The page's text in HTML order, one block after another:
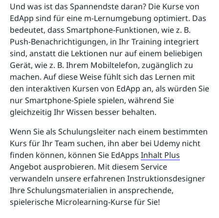
Und was ist das Spannendste daran? Die Kurse von
EdApp sind für eine m-Lernumgebung optimiert. Das
bedeutet, dass Smartphone-Funktionen, wie z. B.
Push-Benachrichtigungen, in Ihr Training integriert
sind, anstatt die Lektionen nur auf einem beliebigen
Gerät, wie z. B. Ihrem Mobiltelefon, zugänglich zu
machen. Auf diese Weise fühlt sich das Lernen mit
den interaktiven Kursen von EdApp an, als würden Sie
nur Smartphone-Spiele spielen, während Sie
gleichzeitig Ihr Wissen besser behalten.
Wenn Sie als Schulungsleiter nach einem bestimmten
Kurs für Ihr Team suchen, ihn aber bei Udemy nicht
finden können, können Sie EdApps Inhalt Plus
Angebot ausprobieren. Mit diesem Service
verwandeln unsere erfahrenen Instruktionsdesigner
Ihre Schulungsmaterialien in ansprechende,
spielerische Microlearning-Kurse für Sie!